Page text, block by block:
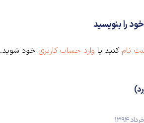
را بنویسید
نام کنید یا وارد حساب کاربری خود شوید.